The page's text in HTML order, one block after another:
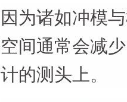
因为诸如冲模
空间通常会减
计的测头上。